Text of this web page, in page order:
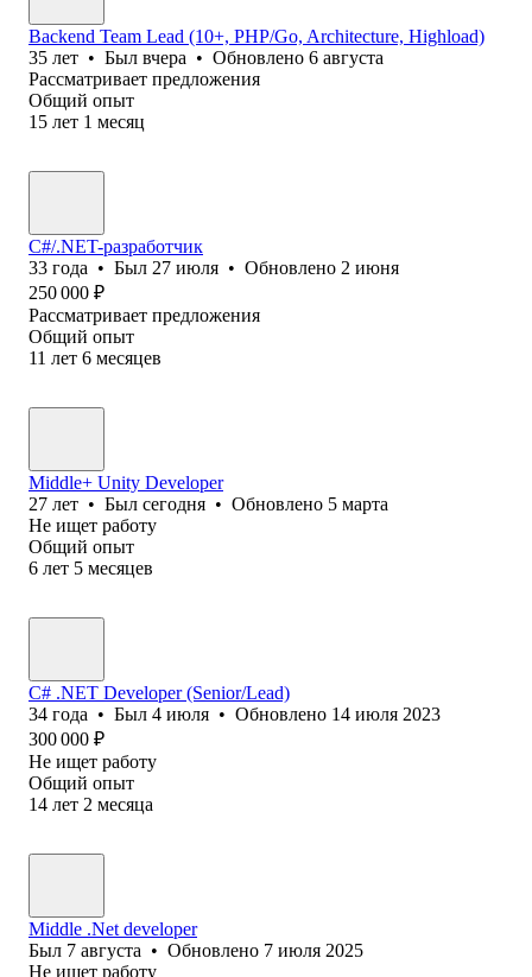
Backend Team Lead (10+, PHP/Go, Architecture, Highload)
35 лет • Был вчера • Обновлено 6 августа
Рассматривает предложения
Общий опыт
15 лет 1 месяц
C#/.NET-разработчик
33 года • Был 27 июля • Обновлено 2 июня
250 000 ₽
Рассматривает предложения
Общий опыт
11 лет 6 месяцев
Middle+ Unity Developer
27 лет • Был сегодня • Обновлено 5 марта
Не ищет работу
Общий опыт
6 лет 5 месяцев
C# .NET Developer (Senior/Lead)
34 года • Был 4 июля • Обновлено 14 июля 2023
300 000 ₽
Не ищет работу
Общий опыт
14 лет 2 месяца
Middle .Net developer
Был 7 августа • Обновлено 7 июля 2025
Не ищет работу